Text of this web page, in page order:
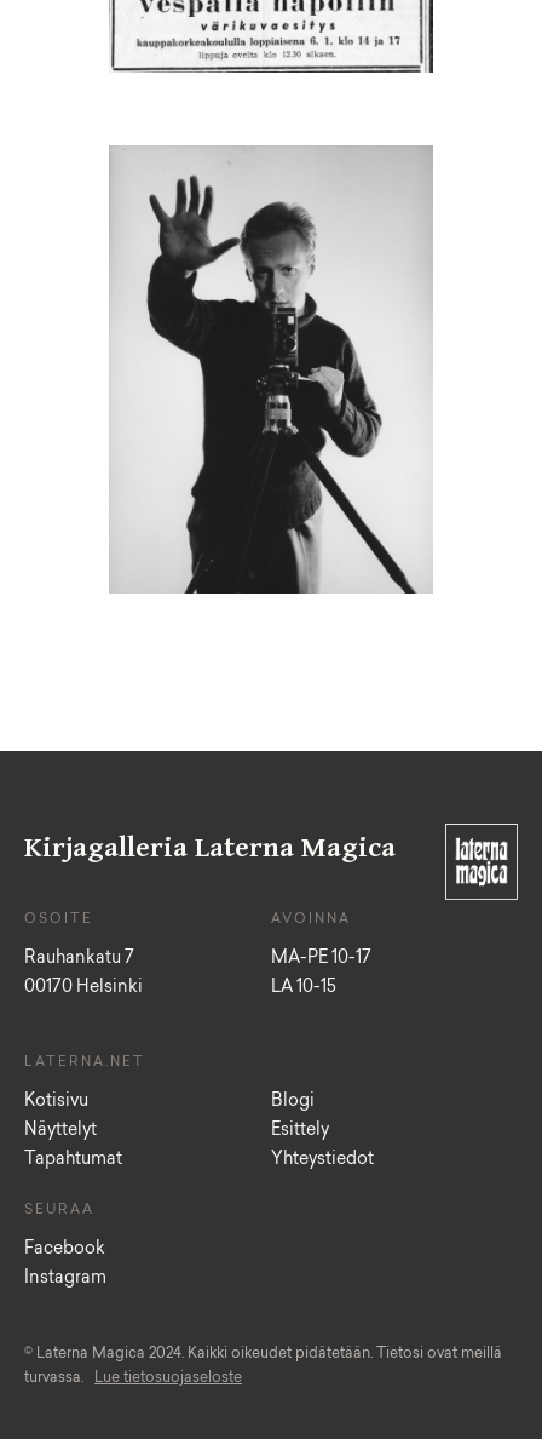
Kirjagalleria Laterna Magica
OSOITE
Rauhankatu 7
00170 Helsinki
AVOINNA
MA-PE 10-17
LA 10-15
LATERNA.NET
Kotisivu
Näyttelyt
Tapahtumat
Blogi
Esittely
Yhteystiedot
SEURAA
Facebook
Instagram
© Laterna Magica 2024. Kaikki oikeudet pidätetään. Tietosi ovat meillä
turvassa.
Lue tietosuojaseloste